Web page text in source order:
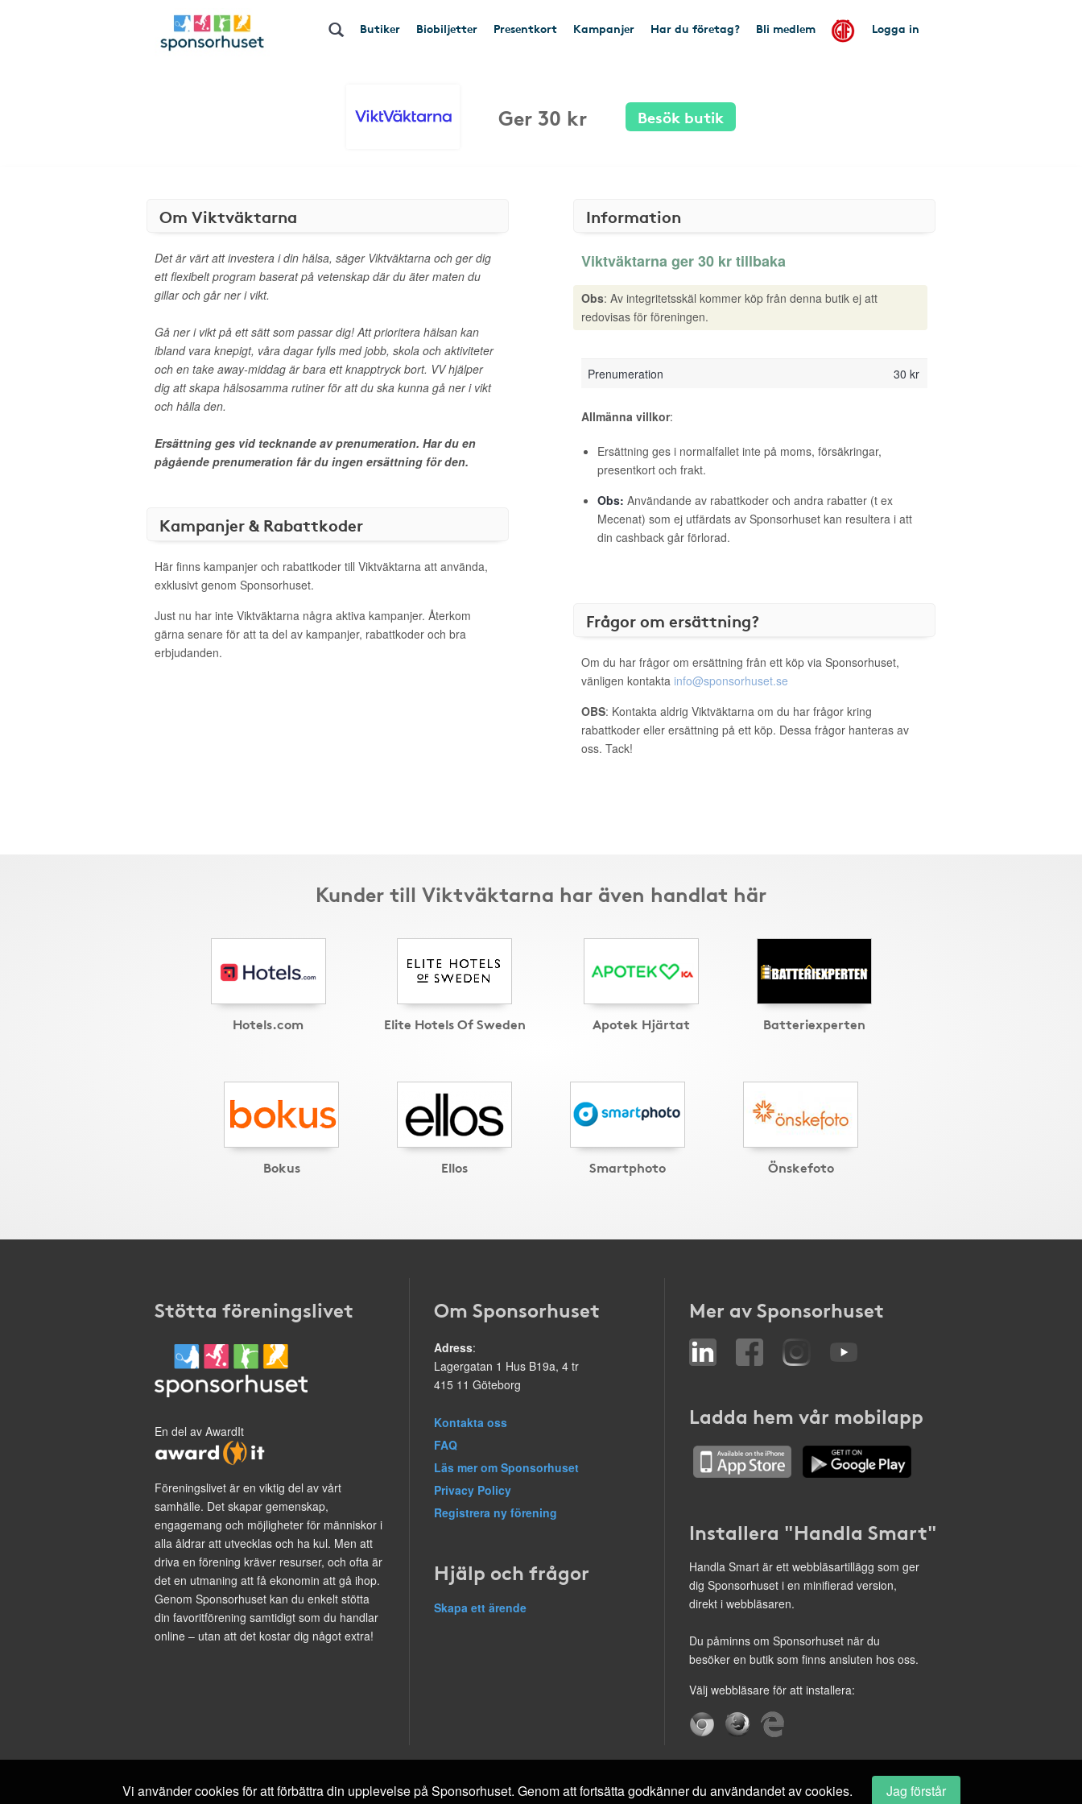
Butiker Biobiljetter Presentkort Kampanjer Har du företag? Bli medlem Logga in
Ger 30 kr Besök butik
Om Viktväktarna
Det är värt att investera i din hälsa, säger Viktväktarna och ger dig
ett flexibelt program baserat på vetenskap där du äter maten du
gillar och går ner i vikt.
Gå ner i vikt på ett sätt som passar dig! Att prioritera hälsan kan
ibland vara knepigt, våra dagar fylls med jobb, skola och aktiviteter
och en take away-middag är bara ett knapptryck bort. VV hjälper
dig att skapa hälsosamma rutiner för att du ska kunna gå ner i vikt
och hålla den.
Ersättning ges vid tecknande av prenumeration. Har du en
pågående prenumeration får du ingen ersättning för den.
Kampanjer & Rabattkoder
Här finns kampanjer och rabattkoder till Viktväktarna att använda,
exklusivt genom Sponsorhuset.
Just nu har inte Viktväktarna några aktiva kampanjer. Återkom
gärna senare för att ta del av kampanjer, rabattkoder och bra
erbjudanden.
Information
Viktväktarna ger 30 kr tillbaka
Obs: Av integritetsskäl kommer köp från denna butik ej att
redovisas för föreningen.
Prenumeration 30 kr
Allmänna villkor:
Ersättning ges i normalfallet inte på moms, försäkringar,
presentkort och frakt.
Obs: Användande av rabattkoder och andra rabatter (t ex
Mecenat) som ej utfärdats av Sponsorhuset kan resultera i att
din cashback går förlorad.
Frågor om ersättning?
Om du har frågor om ersättning från ett köp via Sponsorhuset,
vänligen kontakta info@sponsorhuset.se
OBS: Kontakta aldrig Viktväktarna om du har frågor kring
rabattkoder eller ersättning på ett köp. Dessa frågor hanteras av
oss. Tack!
Kunder till Viktväktarna har även handlat här
Hotels.com Elite Hotels Of Sweden Apotek Hjärtat Batteriexperten
Bokus Ellos Smartphoto Önskefoto
Stötta föreningslivet
En del av AwardIt
Föreningslivet är en viktig del av vårt
samhälle. Det skapar gemenskap,
engagemang och möjligheter för människor i
alla åldrar att utvecklas och ha kul. Men att
driva en förening kräver resurser, och ofta är
det en utmaning att få ekonomin att gå ihop.
Genom Sponsorhuset kan du enkelt stötta
din favoritförening samtidigt som du handlar
online – utan att det kostar dig något extra!
Om Sponsorhuset
Adress:
Lagergatan 1 Hus B19a, 4 tr
415 11 Göteborg
Kontakta oss
FAQ
Läs mer om Sponsorhuset
Privacy Policy
Registrera ny förening
Hjälp och frågor
Skapa ett ärende
Mer av Sponsorhuset
Ladda hem vår mobilapp
Installera "Handla Smart"
Handla Smart är ett webbläsartillägg som ger
dig Sponsorhuset i en minifierad version,
direkt i webbläsaren.
Du påminns om Sponsorhuset när du
besöker en butik som finns ansluten hos oss.
Välj webbläsare för att installera:
Vi använder cookies för att förbättra din upplevelse på Sponsorhuset. Genom att fortsätta godkänner du användandet av cookies. Jag förstår